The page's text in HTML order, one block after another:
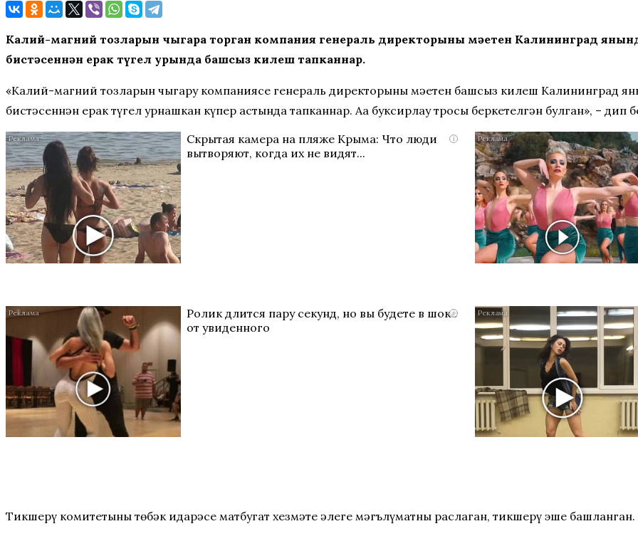
Калий-магний тозларын чыгара торган компания генераль директорының мәетен Калининград
бистәсеннән ерак түгел урында башсыз килеш тапканнар.
«Калий-магний тозларын чыгару компаниясе генераль директорының мәетен башсыз килеш Калининград
бистәсеннән ерак түгел урнашкан күпер астында тапканнар. Аңа буксирлау тросы беркетелгән булган», – дип
i
Скрытая камера на пляже Крыма: Что люди
вытворяют, когда их не видят...
i
Ролик длится пару секунд, но вы будете в шоке
от увиденного
Тикшерү комитетының төбәк идарәсе матбугат хезмәте әлеге мәгълүматны раслаган, тикшерү эше башланган.